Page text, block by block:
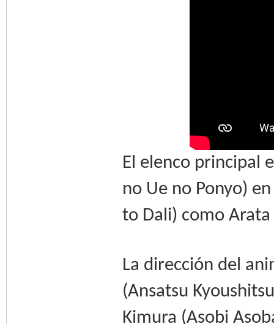
El elenco principal
no Ue no Ponyo)
to Dali) como Arata
La dirección del
(Ansatsu
Kimura (Asobi